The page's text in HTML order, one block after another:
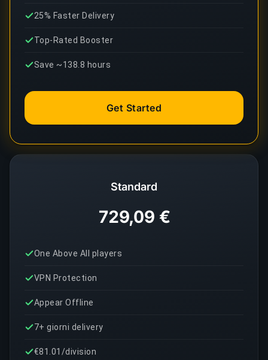
Standard
729,09 €
One Above All players
VPN Protection
Appear Offline
7+ giorni delivery
€81.01/division
25% Faster Delivery
Top-Rated Booster
Save ~138.8 hours
Get Started